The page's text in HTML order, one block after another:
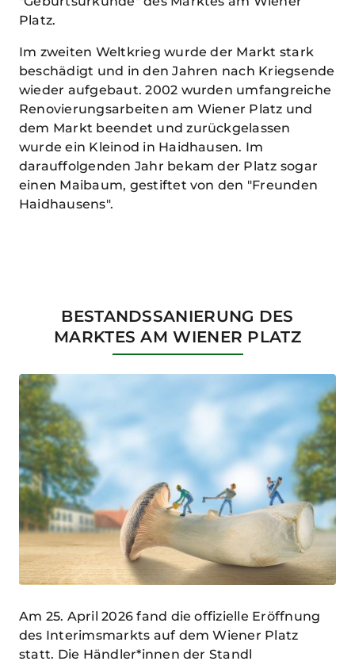
Platz.
Im zweiten Weltkrieg wurde der Markt stark
beschädigt und in den Jahren nach Kriegsende
wieder aufgebaut. 2002 wurden umfangreiche
Renovierungsarbeiten am Wiener Platz und
dem Markt beendet und zurückgelassen
wurde ein Kleinod in Haidhausen. Im
darauffolgenden Jahr bekam der Platz sogar
einen Maibaum, gestiftet von den "Freunden
Haidhausens".
BESTANDSSANIERUNG DES
MARKTES AM WIENER PLATZ
Am 25. April 2026 fand die offizielle Eröffnung
des Interimsmarkts auf dem Wiener Platz
statt. Die Händler*innen der Standl